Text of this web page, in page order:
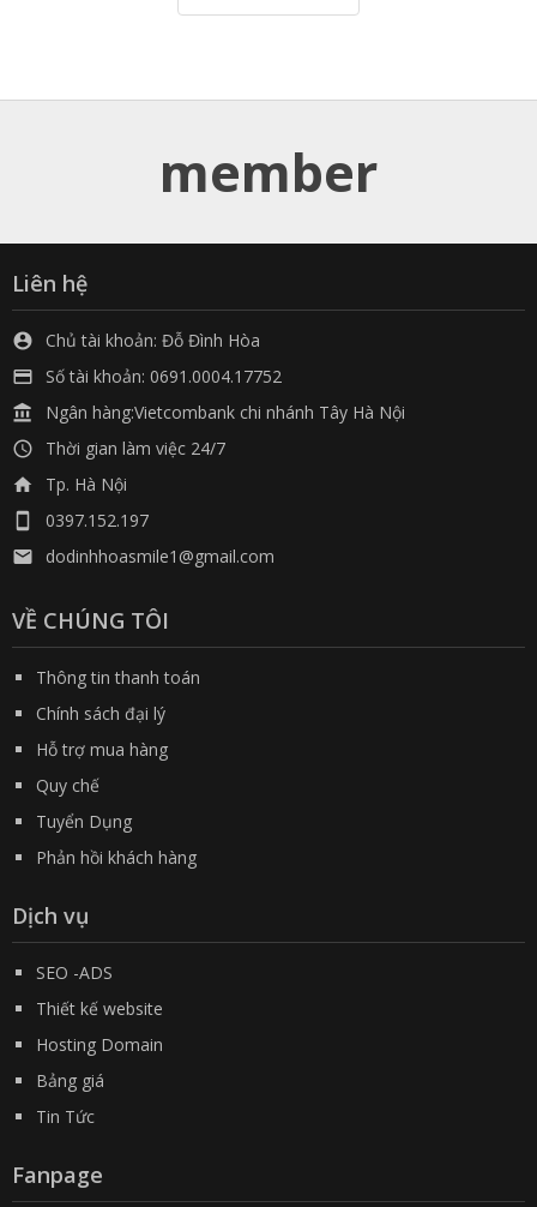
member
Liên hệ
 Chủ tài khoản: Đỗ Đình Hòa
 Số tài khoản: 0691.0004.17752
 Ngân hàng:Vietcombank chi nhánh Tây Hà Nội
 Thời gian làm việc 24/7
 Tp. Hà Nội
 0397.152.197
 dodinhhoasmile1@gmail.com
VỀ CHÚNG TÔI
Thông tin thanh toán
Chính sách đại lý
Hỗ trợ mua hàng
Quy chế
Tuyển Dụng
Phản hồi khách hàng
Dịch vụ
SEO -ADS
Thiết kế website
Hosting Domain
Bảng giá
Tin Tức
Fanpage